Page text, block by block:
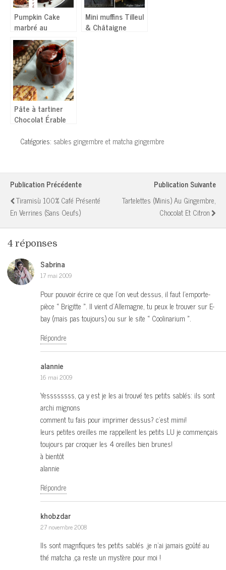
Pumpkin Cake
marbré au
chocolat (courge)
Mini muffins Tilleul
& Châtaigne
Pâte à tartiner
Chocolat Érable
Catégories: sables gingembre et matcha gingembre
Publication Précédente
Tiramisù 100% Café Présenté
En Verrines (sans Oeufs)
Publication Suivante
Tartelettes (minis) Au Gingembre,
Chocolat Et Citron
4 réponses
Sabrina
17 mai 2009
Pour pouvoir écrire ce que l’on veut dessus, il faut l’emporte-
pièce « Brigitte ». Il vient d’Allemagne, tu peux le trouver sur E-
bay (mais pas toujours) ou sur le site « Coolinarium ».
Répondre
alannie
16 mai 2009
Yessssssss, ça y est je les ai trouvé tes petits sablés: ils sont
archi mignons
comment tu fais pour imprimer dessus? c’est mimi!
leurs petites oreilles me rappellent les petits LU je commençais
toujours par croquer les 4 oreilles bien brunes!
à bientôt
alannie
Répondre
khobzdar
27 novembre 2008
Ils sont magnfiques tes petits sablés ,je n’ai jamais goûté au
thé matcha ,ça reste un mystère pour moi !